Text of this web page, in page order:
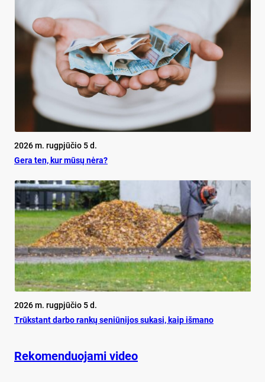
2026 m. rugpjūčio 5 d.
Ge­ra ten, kur mū­sų nė­ra?
2026 m. rugpjūčio 5 d.
Trūks­tant dar­bo ran­kų se­niū­ni­jos su­ka­si, kaip iš­ma­no
Rekomenduojami video